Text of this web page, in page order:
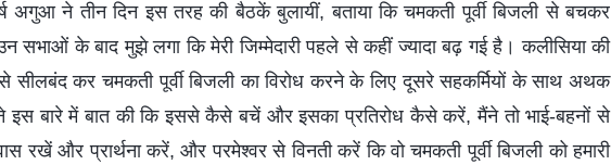
अगुआ ने तीन दिन इस तरह की बैठकें बुलायीं, बताया कि चमकती पूर्वी बिजली से बचकर
सभाओं के बाद मुझे लगा कि मेरी जिम्मेदारी पहले से कहीं ज्यादा बढ़ गई है। कलीसिया की
सीलबंद कर चमकती पूर्वी बिजली का विरोध करने के लिए दूसरे सहकर्मियों के साथ अथक
इस बारे में बात की कि इससे कैसे बचें और इसका प्रतिरोध कैसे करें, मैंने तो भाई-बहनों से
रखें और प्रार्थना करें, और परमेश्वर से विनती करें कि वो चमकती पूर्वी बिजली को हमारी